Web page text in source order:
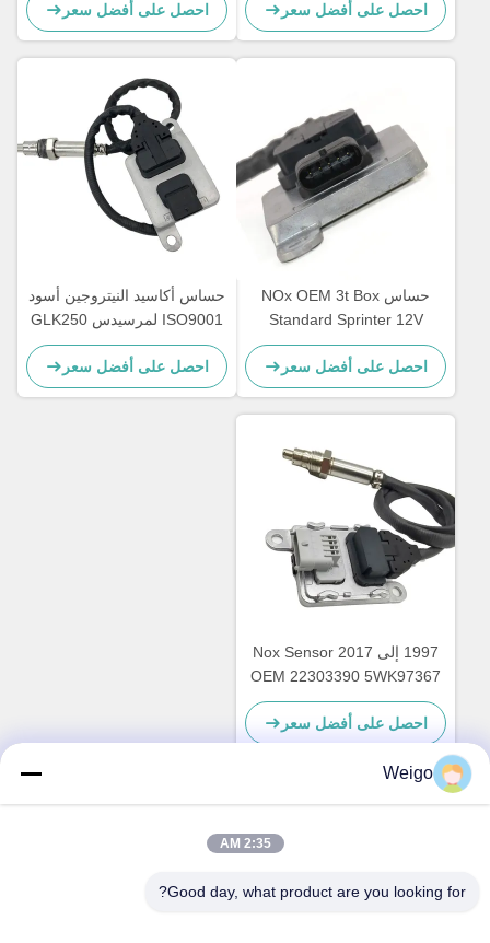
C300
احصل على أفضل سعر
A0009053403
احصل على أفضل سعر
حساس NOx OEM 3t Box
Standard Sprinter 12V
A0009050008 5WK96681D
احصل على أفضل سعر
حساس أكاسيد النيتروجين أسود
ISO9001 لمرسيدس GLK250
E250 OEM 5WK96682A
A0009057000
احصل على أفضل سعر
1997 إلى 2017 Nox Sensor
OEM 22303390 5WK97367
لسيارة VOL XC40 SUV
احصل على أفضل سعر
عنوان
Weigo
2:35 AM
Good day, what product are you looking for?